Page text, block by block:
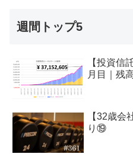
週間トップ5
【投資信
月目｜残
【32歳会
り⑲